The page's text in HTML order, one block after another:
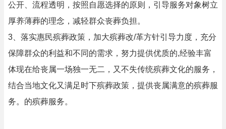
公开、流程透明，按照自愿选择的原则，引导服务对象树立
厚养薄葬的理念，减轻群众丧葬负担。
3、落实惠民殡葬政策，加大殡葬改/革方针引导力度，充分
保障群众的利益和不同的需求，努力提供优质的,经验丰富
体现在给丧属一场独一无二，又不失传统殡葬文化的服务，
结合当地文化又满足时下殡葬政策，提供丧属满意的殡葬服
务。的殡葬服务。